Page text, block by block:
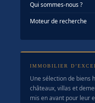
Qui sommes-nous ?
Moteur de recherche
IMMOBILIER
Une sélection de biens
châteaux, villas et
mis en avant pour leur